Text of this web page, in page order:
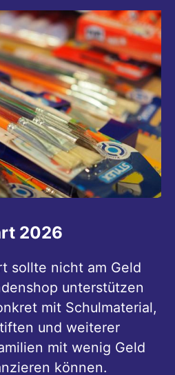
2026
sollte nicht am Geld
unterstützen
mit Schulmaterial,
und weiterer
mit wenig Geld
können.